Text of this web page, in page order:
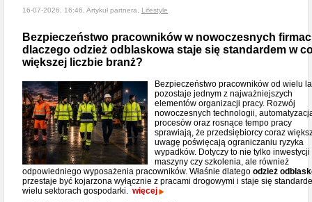
16-07-2026, 16:46, Artykuł partnera, Lifestyle
Bezpieczeństwo pracowników w nowoczesnych
dlaczego odzież odblaskowa staje się standardem w
większej liczbie branż?
Bezpieczeństwo pracowników od wielu
pozostaje jednym z najważniejszych
elementów organizacji pracy. Rozwój
nowoczesnych technologii,
procesów oraz rosnące tempo pracy
sprawiają, że przedsiębiorcy coraz
uwagę poświęcają ograniczaniu ryzyka
wypadków. Dotyczy to nie tylko inwestycji
maszyny czy szkolenia, ale również
odpowiedniego wyposażenia pracowników. Właśnie dlatego odzież
przestaje być kojarzona wyłącznie z pracami drogowymi i staje się
wielu sektorach gospodarki. więcej